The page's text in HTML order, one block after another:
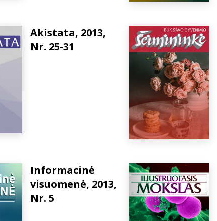
Akistata, 2013,
Nr. 25-31
Informacinė
visuomenė, 2013,
Nr. 5